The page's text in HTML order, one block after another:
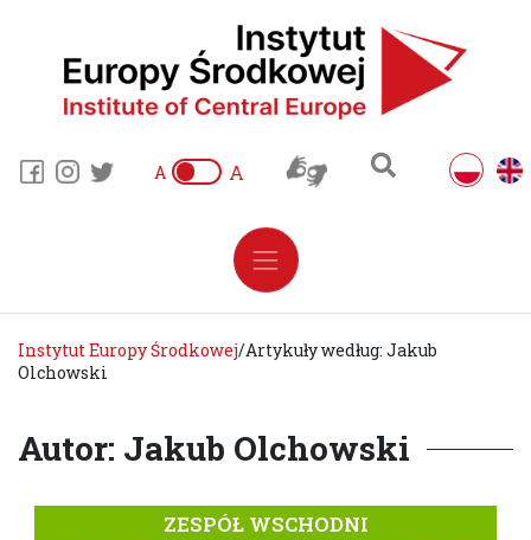
A A
Instytut Europy Środkowej/Artykuły według: Jakub
Olchowski
Autor: Jakub Olchowski
ZESPÓŁ WSCHODNI